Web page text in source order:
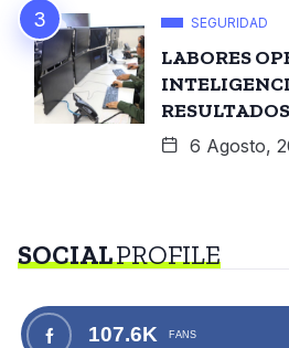
SEGURIDAD
LABORES
6 Agosto,
SOCIALPROFILE
107.6K FANS